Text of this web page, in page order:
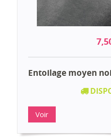
Entoilage moyen
Voir